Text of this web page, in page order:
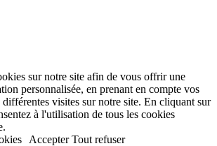
sur notre site afin de vous offrir une
personnalisée, en prenant en compte vos
différentes visites sur notre site. En cliquant sur
à l'utilisation de tous les cookies
Accepter Tout refuser